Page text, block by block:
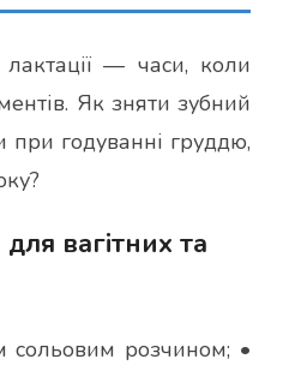
лактації — часи, коли
Як зняти зубний
при годуванні груддю,
вагітних та
сольовим розчином; •